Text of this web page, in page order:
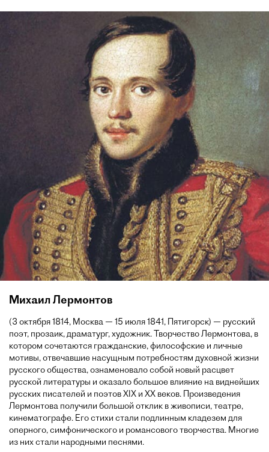
Михаил Лермонтов
(3 октября 1814, Москва — 15 июля 1841, Пятигорск) — русский
поэт, прозаик, драматург, художник. Творчество Лермонтова, в
котором сочетаются гражданские, философские и личные
мотивы, отвечавшие насущным потребностям духовной жизни
русского общества, ознаменовало собой новый расцвет
русской литературы и оказало большое влияние на виднейших
русских писателей и поэтов XIX и XX веков. Произведения
Лермонтова получили большой отклик в живописи, театре,
кинематографе. Его стихи стали подлинным кладезем для
оперного, симфонического и романсового творчества. Многие
из них стали народными песнями.